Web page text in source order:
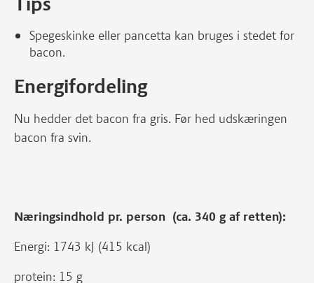
Spegeskinke eller pancetta kan bruges i stedet for
bacon.
Energifordeling
Nu hedder det bacon fra gris. Før hed udskæringen
bacon fra svin.
Næringsindhold pr. person (ca. 340 g af retten):
Energi: 1743 kJ (415 kcal)
protein: 15 g